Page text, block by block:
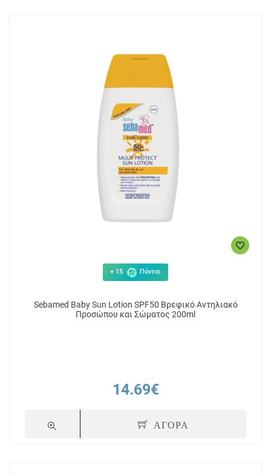
+ 15 Πόντοι
Sebamed Baby Sun Lotion SPF50 Βρεφικό Αντηλιακό
Προσώπου και Σώματος 200ml
14.69€
ΑΓΟΡΑ